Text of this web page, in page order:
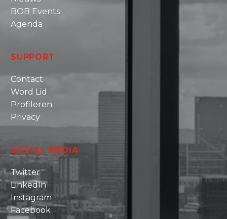
BOB Events
Agenda
SUPPORT
Contact
Word Lid
Profileren
Privacy
SOCIAL MEDIA
Twitter
LinkedIn
Instagram
Facebook